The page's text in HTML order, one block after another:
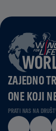
ZAJEDNO
ONE KOJI
PRATI NAS NA